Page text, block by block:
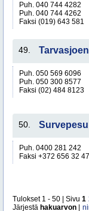
Puh. 040 744 4282
Puh. 040 744 4262
Faksi (019) 643 581
49.
Puh. 050 569 6096
Puh. 050 300 8577
Faksi (02) 484 8123
50. Survepesu
Puh. 0400 281 242
Faksi +372 656 32 47
Tulokset 1 - 50 | Sivu 1
Järjestä hakuarvon